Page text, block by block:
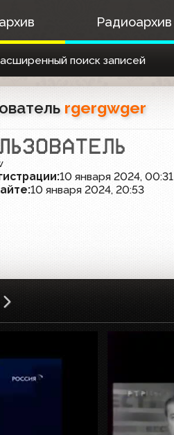
Радиоархив
поиск записей
rgergwger
10 января 2024, 00:31
10 января 2024, 20:53